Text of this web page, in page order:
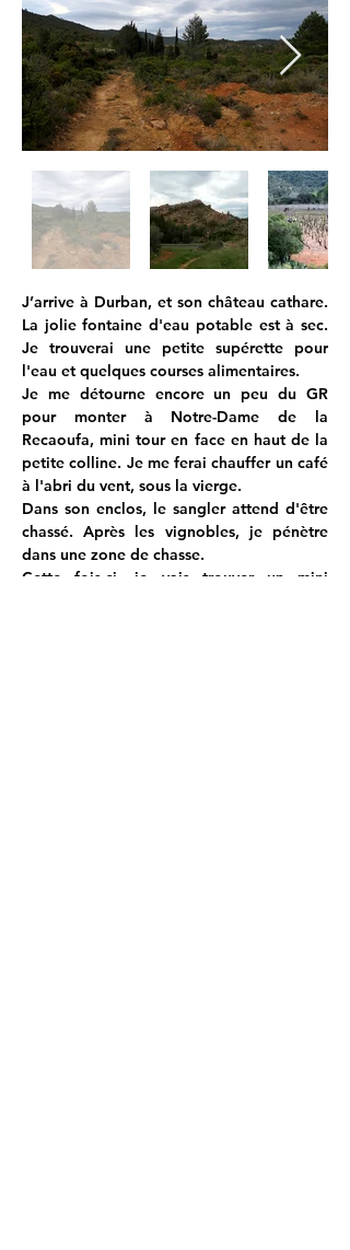
J’arrive à Durban, et son château cathare.
La jolie fontaine d'eau potable est à sec.
Je trouverai une petite supérette pour
l'eau et quelques courses alimentaires.
Je me détourne encore un peu du GR
pour monter à Notre-Dame de la
Recaoufa, mini tour en face en haut de la
petite colline. Je me ferai chauffer un café
à l'abri du vent, sous la vierge.
Dans son enclos, le sangler attend d'être
chassé. Après les vignobles, je pénètre
dans une zone de chasse.
Cette fois-ci, je vais trouver un mini